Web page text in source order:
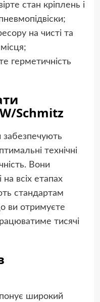
стан кріплень і
на чисті та
герметичність
Schmitz
забезпечують
технічні
Вони
всіх етапах
стандартам
ви отримуєте
тисячі
широкий